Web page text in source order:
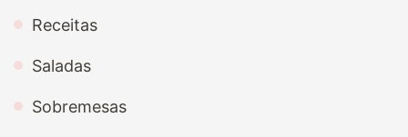
Receitas
Saladas
Sobremesas